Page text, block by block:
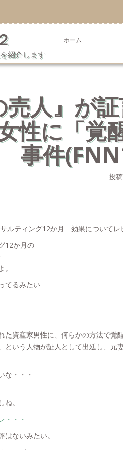
紹介します
ホーム
売人』が
性に「
事件
投
ルティング12か月 効果についてレ
12か月の
てるみたい
た資産家男性に、何らかの方法で
という人物が証人として出廷し、元
な・・・
。
・・・
ないみたい。